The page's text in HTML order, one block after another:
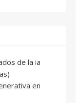
de la ia
en